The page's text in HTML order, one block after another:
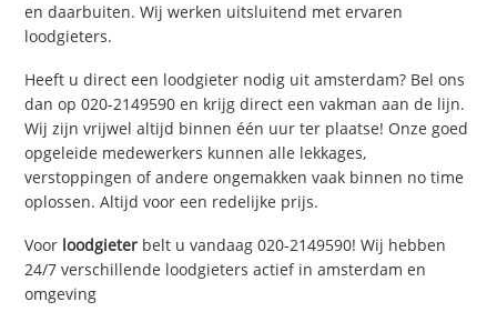
en daarbuiten. Wij werken uitsluitend met ervaren
loodgieters.
Heeft u direct een loodgieter nodig uit amsterdam? Bel ons
dan op 020-2149590 en krijg direct een vakman aan de lijn.
Wij zijn vrijwel altijd binnen één uur ter plaatse! Onze goed
opgeleide medewerkers kunnen alle lekkages,
verstoppingen of andere ongemakken vaak binnen no time
oplossen. Altijd voor een redelijke prijs.
Voor loodgieter belt u vandaag 020-2149590! Wij hebben
24/7 verschillende loodgieters actief in amsterdam en
omgeving